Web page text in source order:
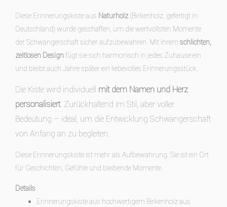
Diese Erinnerungskiste aus Naturholz(Birkenholz, gefertigt in
Deutschland) wurde geschaffen, um die wertvollsten Momente
der Schwangerschaft sicher aufzubewahren. Mit ihrem schlichten,
zeitlosen Designfügt sie sich harmonisch in jedes Zuhause ein
und bleibt auch Jahre später ein liebevolles Erinnerungsstück.
Die Kiste wird individuell mit dem Namen und Herz
personalisiert. Zurückhaltend im Stil, aber voller
Bedeutung – ideal, um die Entwicklung Schwangerschaft
von Anfang an zu begleiten.
Diese Erinnerungskiste ist mehr als Aufbewahrung. Sie ist ein Ort
für Geschichten, Gefühle und bleibende Momente.
Details
Erinnerungskiste aus hochwertigem Birkenholz aus